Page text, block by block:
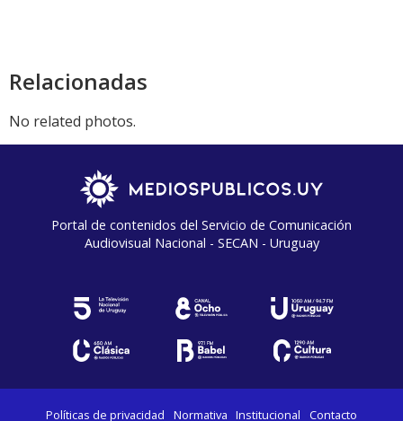
Relacionadas
No related photos.
Portal de contenidos del Servicio de Comunicación
Audiovisual Nacional - SECAN - Uruguay
Políticas de privacidad Normativa Institucional Contacto